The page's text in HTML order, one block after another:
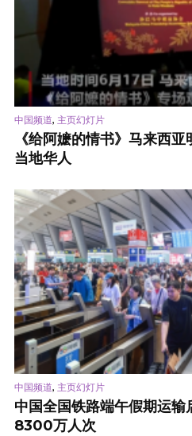
中国频道, 主页幻灯片
《给阿嬷的情书》马来西
当地华人
中国频道, 主页幻灯片
中国全国铁路端午假期运输
8300万人次